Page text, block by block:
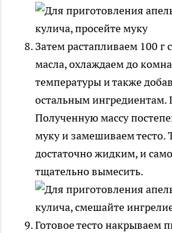
Затем растапливаем 100 г
масла, охлаждаем до
температуры и также
остальным
Полученную массу
муку и замешиваем тесто.
достаточно жидким, и
тщательно вымесить.
Готовое тесто накрываем